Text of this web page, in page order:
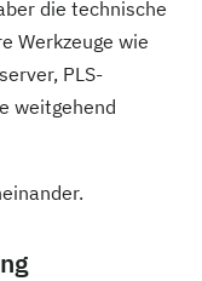
die technische
Werkzeuge wie
PLS-
weitgehend